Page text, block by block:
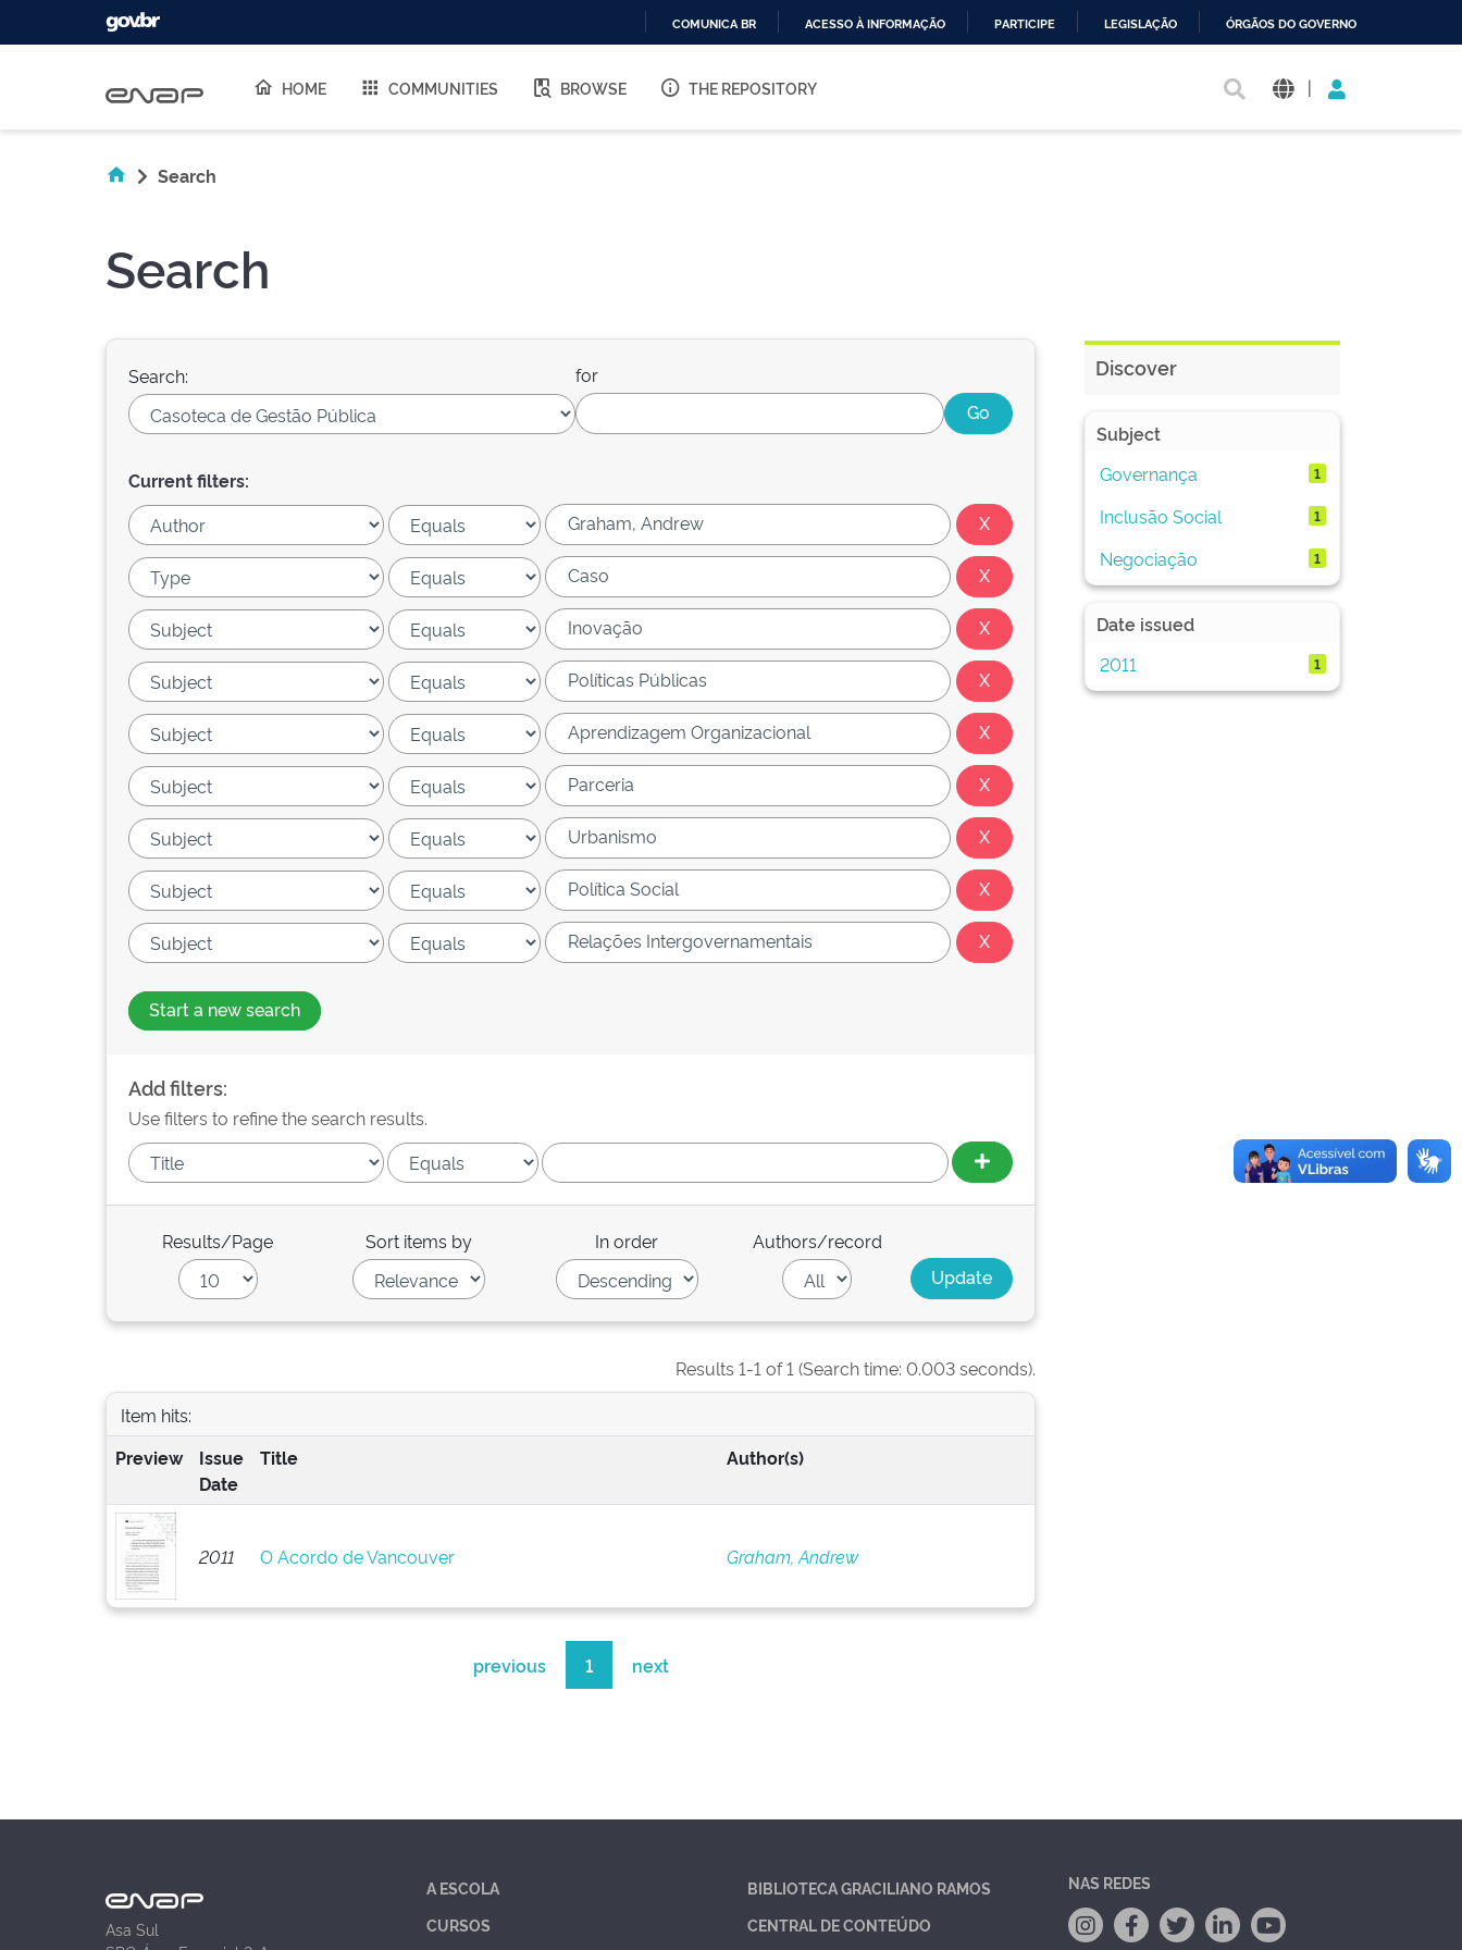
O
COMUNICA BR ACESSO À INFORMAÇÃO PARTICIPE LEGISLAÇÃO ÓRGÃOS DO GOVERNO
HOME COMMUNITIES BROWSE THE REPOSITORY |
Search
Search
Search: for
Current filters:
Start a new search
Add filters:
Use filters to refine the search results.
Results/Page Sort items by In order Authors/record
Results 1-1 of 1 (Search time: 0.003 seconds).
Item hits:
Preview
Issue
Date
Title Author(s)
2011 O Acordo de Vancouver Graham, Andrew
previous 1 next
Discover
Subject
Governança
1
Inclusão Social 1
Negociação 1
Date issued
2011
1
Asa Sul
A ESCOLA
CURSOS
BIBLIOTECA GRACILIANO RAMOS
CENTRAL DE CONTEÚDO
NAS REDES